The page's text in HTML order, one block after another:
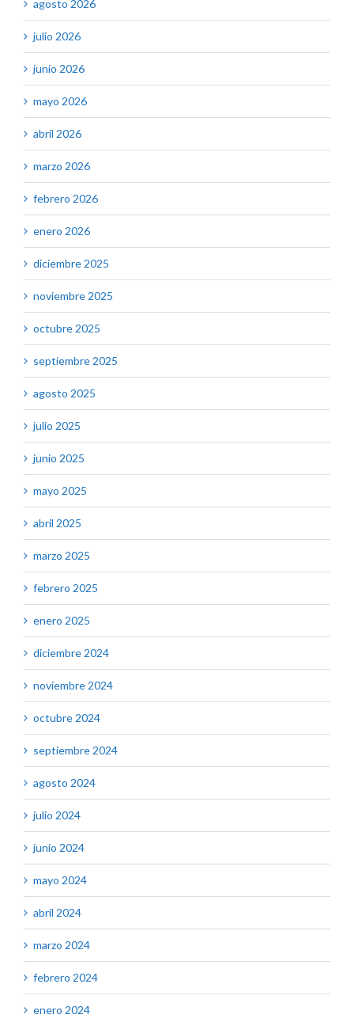
agosto 2026
julio 2026
junio 2026
mayo 2026
abril 2026
marzo 2026
febrero 2026
enero 2026
diciembre 2025
noviembre 2025
octubre 2025
septiembre 2025
agosto 2025
julio 2025
junio 2025
mayo 2025
abril 2025
marzo 2025
febrero 2025
enero 2025
diciembre 2024
noviembre 2024
octubre 2024
septiembre 2024
agosto 2024
julio 2024
junio 2024
mayo 2024
abril 2024
marzo 2024
febrero 2024
enero 2024